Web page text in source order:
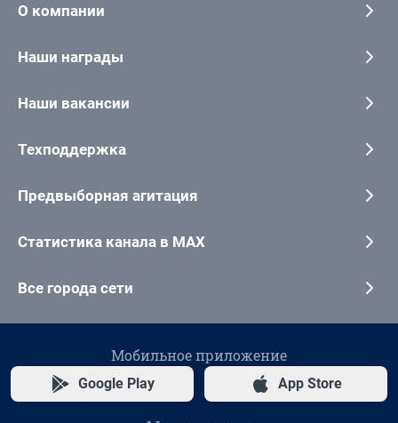
О компании
Наши награды
Наши вакансии
Техподдержка
Предвыборная агитация
Статистика канала в MAX
Все города сети
Мобильное приложение
Google Play App Store